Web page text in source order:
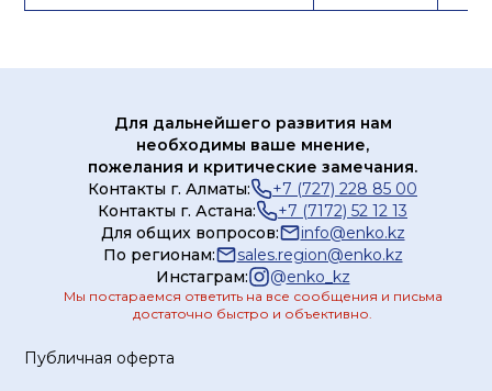
Публичная оферта
Для дальнейшего развития нам
необходимы ваше мнение,
пожелания и критические замечания.
Контакты г. Алматы:
+7 (727) 228 85 00
Контакты г. Астана:
+7 (7172) 52 12 13
Для общих вопросов:
info@enko.kz
По регионам:
sales.region@enko.kz
Инстаграм:
@enko_kz
Мы постараемся ответить на все сообщения и письма
достаточно быстро и объективно.